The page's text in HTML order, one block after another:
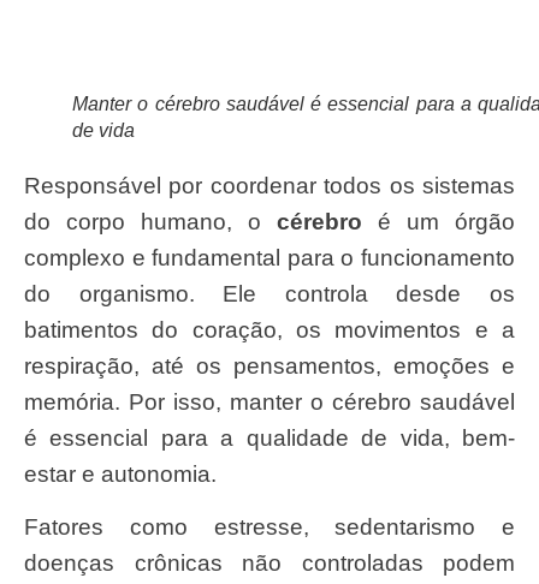
Manter o cérebro saudável é essencial para a
de vida
Responsável por coordenar todos os sistemas
do corpo humano, o cérebro é um órgão
complexo e fundamental para o funcionamento
do organismo. Ele controla desde os
batimentos do coração, os movimentos e a
respiração, até os pensamentos, emoções e
memória. Por isso, manter o cérebro saudável
é essencial para a qualidade de vida, bem-
estar e autonomia.
Fatores como estresse, sedentarismo e
doenças crônicas não controladas podem